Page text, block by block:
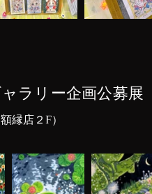
ラリー企画公募展
縁店２F）